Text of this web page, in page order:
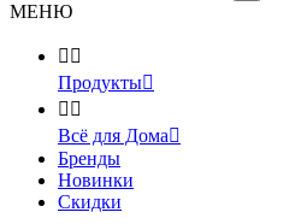
МЕНЮ
 
Продукты
 
Всё для Дома
Бренды
Новинки
Скидки